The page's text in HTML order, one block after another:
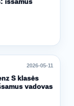
2026-05-11
S klasės
vadovas